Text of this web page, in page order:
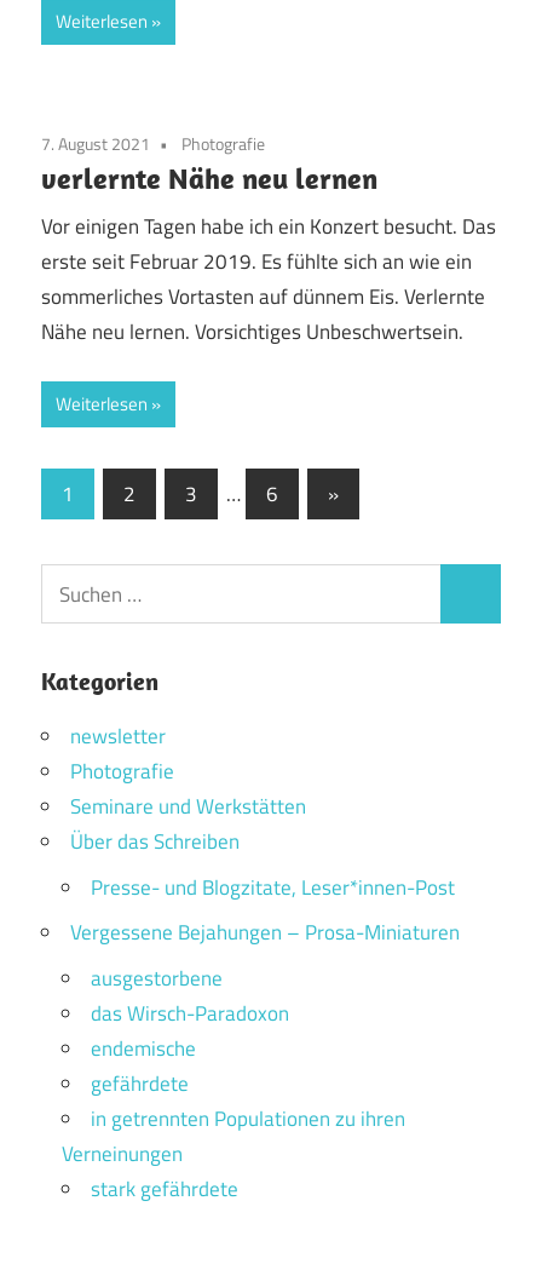
Weiterlesen
7. August 2021 Photografie
verlernte Nähe neu lernen
Vor einigen Tagen habe ich ein Konzert besucht. Das
erste seit Februar 2019. Es fühlte sich an wie ein
sommerliches Vortasten auf dünnem Eis. Verlernte
Nähe neu lernen. Vorsichtiges Unbeschwertsein.
Weiterlesen
Seitennummerierung
Beiträge
1 2 3 … 6
Nächste
Beiträge
»
Suchen
nach:
Kategorien
newsletter
Photografie
Seminare und Werkstätten
Über das Schreiben
Presse- und Blogzitate, Leser*innen-Post
Vergessene Bejahungen – Prosa-Miniaturen
ausgestorbene
das Wirsch-Paradoxon
endemische
gefährdete
in getrennten Populationen zu ihren
Verneinungen
stark gefährdete